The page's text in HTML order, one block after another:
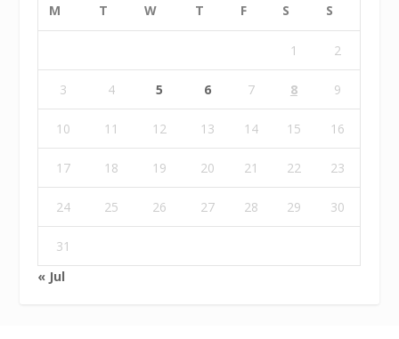
M T W T F S S
1 2
3 4 5 6 7 8 9
10 11 12 13 14 15 16
17 18 19 20 21 22 23
24 25 26 27 28 29 30
31
« Jul